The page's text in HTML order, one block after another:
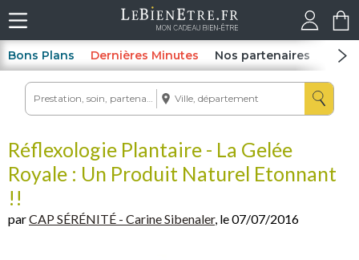
Bons Plans Dernières Minutes Nos partenaires Spas
Réflexologie Plantaire - La Gelée
Royale : Un Produit Naturel Etonnant
!!
parCAP SÉRÉNITÉ - Carine Sibenaler, le 07/07/2016